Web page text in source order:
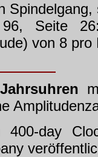
96, Seite
von 8 pro
day